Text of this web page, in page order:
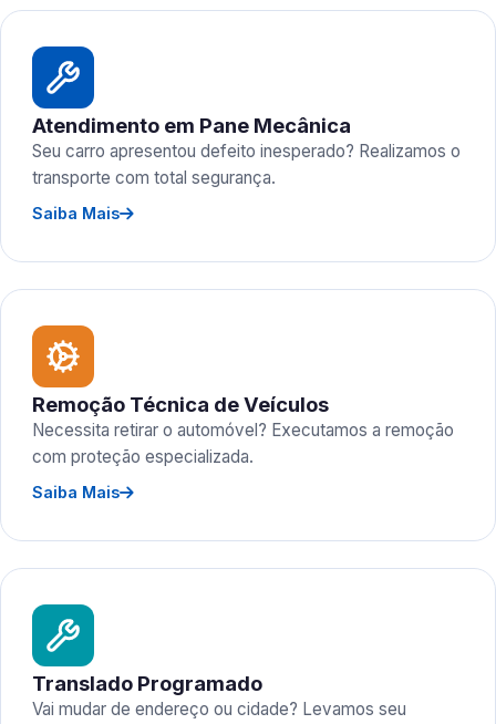
Atendimento em Pane Mecânica
Seu carro apresentou defeito inesperado? Realizamos o
transporte com total segurança.
Saiba Mais
Remoção Técnica de Veículos
Necessita retirar o automóvel? Executamos a remoção
com proteção especializada.
Saiba Mais
Translado Programado
Vai mudar de endereço ou cidade? Levamos seu